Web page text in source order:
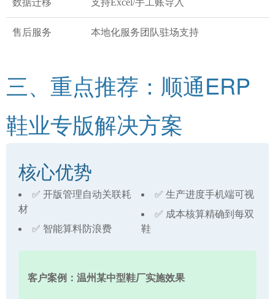
数据迁移 支持Excel/手工账导入
售后服务 本地化服务团队驻场支持
三、重点推荐：顺通ERP
鞋业专版解决方案
核心优势
✅ 开版管理自动关联耗
材
✅ 智能算料防浪费
✅ 生产进度手机端可视
✅ 成本核算精确到每双
鞋
客户案例：温州某中型鞋厂实施效果